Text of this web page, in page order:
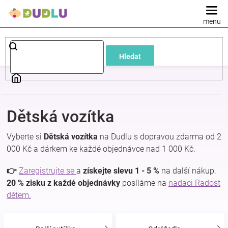
Hledat
Dětské
a
kojenecké
oblečení
Pokojíček
a
kojenecká
Dětská vozítka
Vyberte si Dětská vozítka na Dudlu s dopravou zdarma od 2
000 Kč a dárkem ke každé objednávce nad 1 000 Kč.
👉 Zaregistrujte se a získejte slevu 1 - 5 % na další nákup.
20 % zisku z každé objednávky posíláme na nadaci Radost
dětem.